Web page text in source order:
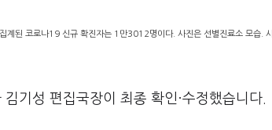
계된 코로나19 신규 확진자는 1만3012명이다. 사진은 선별진료소 모습.
기성 편집국장이 최종 확인·수정했습니다.